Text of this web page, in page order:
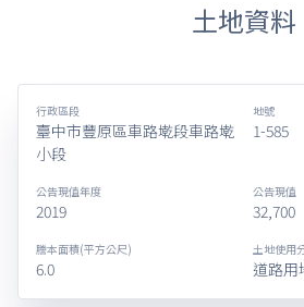
土地資料
行政區段
臺中市豐原區車路墘段車路墘
小段
地號
1-585
公告現值年度
2019
公告現值
32,700
謄本面積(平方公尺)
6.0
土地使用
道路用